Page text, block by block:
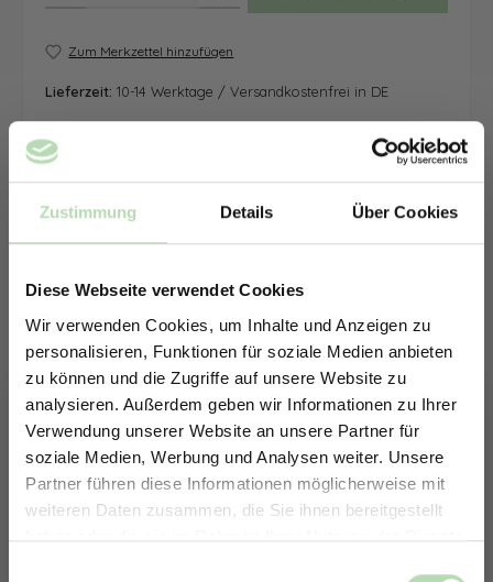
Zustimmung Details Über Cookies
Diese Webseite verwendet Cookies
Wir verwenden Cookies, um Inhalte und Anzeigen zu
personalisieren, Funktionen für soziale Medien anbieten
zu können und die Zugriffe auf unsere Website zu
analysieren. Außerdem geben wir Informationen zu Ihrer
Verwendung unserer Website an unsere Partner für
soziale Medien, Werbung und Analysen weiter. Unsere
Partner führen diese Informationen möglicherweise mit
weiteren Daten zusammen, die Sie ihnen bereitgestellt
haben oder die sie im Rahmen Ihrer Nutzung der Dienste
Zum Merkzettel hinzufügen
Lieferzeit: 10-14 Werktage / Versandkostenfrei in DE
ERHALTE 5% RABATT AUF
DEINE RÜCKWÄNDE